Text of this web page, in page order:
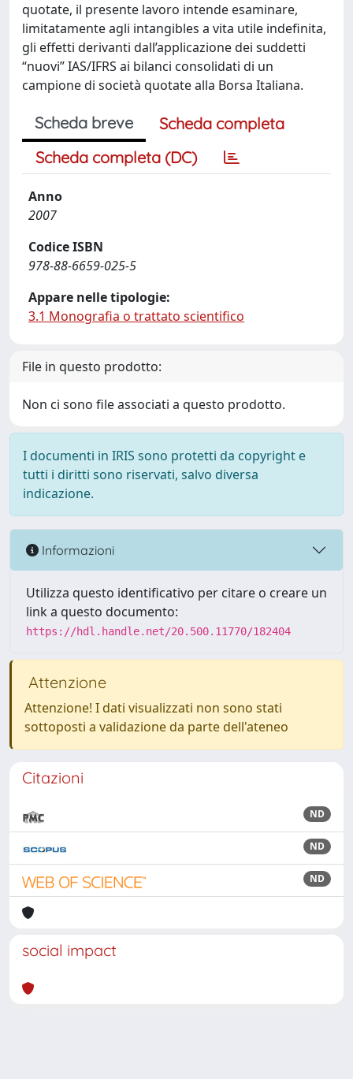
quotate, il presente lavoro intende esaminare,
limitatamente agli intangibles a vita utile indefinita,
gli effetti derivanti dall’applicazione dei suddetti
“nuovi” IAS/IFRS ai bilanci consolidati di un
campione di società quotate alla Borsa Italiana.
Scheda breve
Scheda completa
Scheda completa (DC)
Anno
2007
Codice ISBN
978-88-6659-025-5
Appare nelle tipologie:
3.1 Monografia o trattato scientifico
File in questo prodotto:
Non ci sono file associati a questo prodotto.
I documenti in IRIS sono protetti da copyright e
tutti i diritti sono riservati, salvo diversa
indicazione.
Informazioni
Utilizza questo identificativo per citare o creare un
link a questo documento:
https://hdl.handle.net/20.500.11770/182404
Attenzione
Attenzione! I dati visualizzati non sono stati
sottoposti a validazione da parte dell'ateneo
Citazioni
ND
ND
ND
social impact